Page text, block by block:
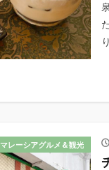
マレーシアグルメ＆観光